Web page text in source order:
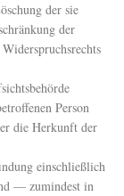
der sie
der
Person
die Herkunft der
einschließlich
— zumindest in